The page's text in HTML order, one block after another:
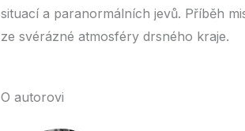
situací a paranormálních jevů. Příběh
ze svérázné atmosféry drsného kraje.
O autorovi